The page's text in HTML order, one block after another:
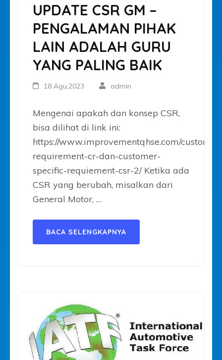
UPDATE CSR GM –
PENGALAMAN PIHAK
LAIN ADALAH GURU
YANG PALING BAIK
18 Agu,2023 admin
Mengenai apakah dan konsep CSR,
bisa dilihat di link ini:
https://www.improvementqhse.com/
requirement-cr-dan-customer-
specific-requiement-csr-2/ Ketika ada
CSR yang berubah, misalkan dari
General Motor, …
BACA SELENGKAPNYA